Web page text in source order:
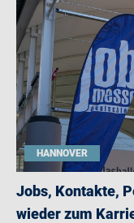
HANNOVER
Jobs, Kontakte,
wieder zum